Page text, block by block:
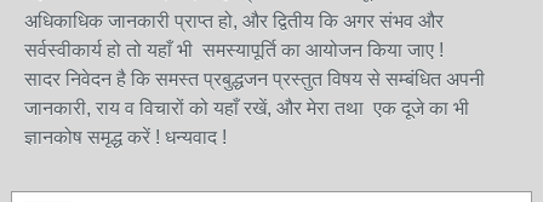
अधिकाधिक जानकारी प्राप्त हो, और द्वितीय कि अगर संभव और
सर्वस्वीकार्य हो तो यहाँ भी समस्यापूर्ति का आयोजन किया जाए !
सादर निवेदन है कि समस्त प्रबुद्धजन प्रस्तुत विषय से सम्बंधित अपनी
जानकारी, राय व विचारों को यहाँ रखें, और मेरा तथा एक दूजे का भी
ज्ञानकोष समृद्ध करें ! धन्यवाद !